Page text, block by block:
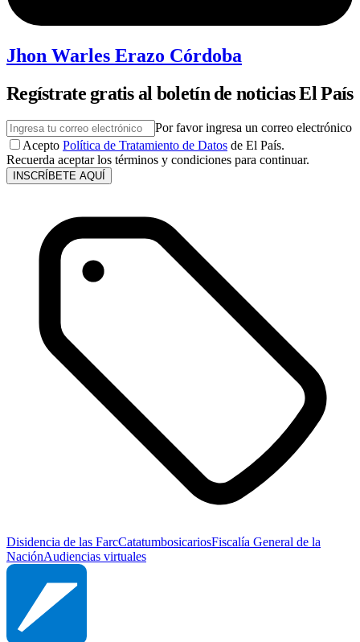
Jhon Warles Erazo Córdoba
Regístrate gratis al boletín de noticias El País
Por favor ingresa un correo electrónico
Acepto Política de Tratamiento de Datos de El País.
Recuerda aceptar los términos y condiciones para continuar.
INSCRÍBETE AQUÍ
Disidencia de las FarcCatatumbosicariosFiscalía General de la
NaciónAudiencias virtuales